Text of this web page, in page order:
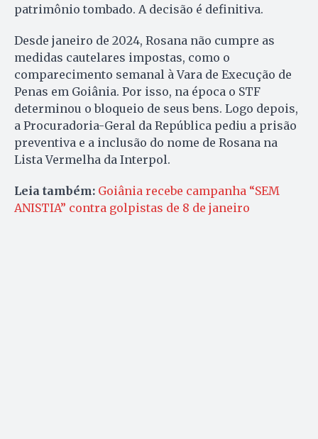
patrimônio tombado. A decisão é definitiva.
Desde janeiro de 2024, Rosana não cumpre as
medidas cautelares impostas, como o
comparecimento semanal à Vara de Execução de
Penas em Goiânia. Por isso, na época o STF
determinou o bloqueio de seus bens. Logo depois,
a Procuradoria-Geral da República pediu a prisão
preventiva e a inclusão do nome de Rosana na
Lista Vermelha da Interpol.
Leia também: Goiânia recebe campanha “SEM
ANISTIA” contra golpistas de 8 de janeiro